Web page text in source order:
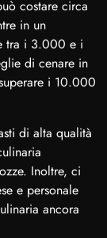
costare circa
in un
tra i 3.000 e i
di cenare in
i 10.000
di alta qualità
Inoltre, ci
e personale
ancora